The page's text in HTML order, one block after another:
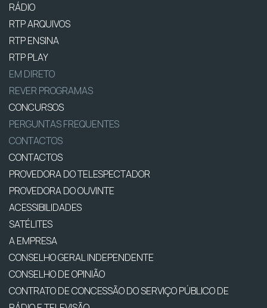
RÁDIO
RTP ARQUIVOS
RTP ENSINA
RTP PLAY
EM DIRETO
REVER PROGRAMAS
CONCURSOS
PERGUNTAS FREQUENTES
CONTACTOS
CONTACTOS
PROVEDORA DO TELESPECTADOR
PROVEDORA DO OUVINTE
ACESSIBILIDADES
SATÉLITES
A EMPRESA
CONSELHO GERAL INDEPENDENTE
CONSELHO DE OPINIÃO
CONTRATO DE CONCESSÃO DO SERVIÇO PÚBLICO DE